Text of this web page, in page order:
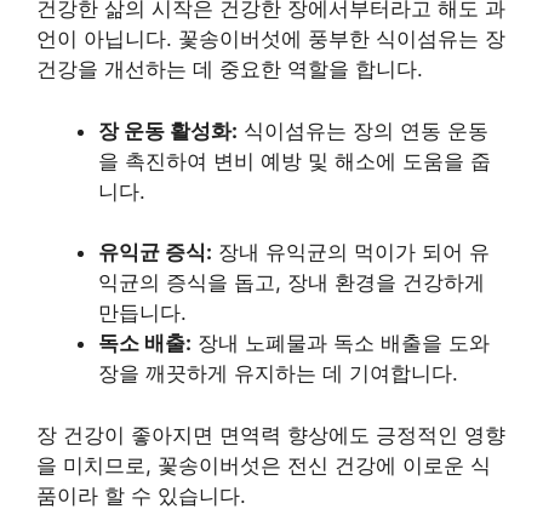
건강한 삶의 시작은 건강한 장에서부터라고 해도 과
언이 아닙니다. 꽃송이버섯에 풍부한 식이섬유는 장
건강을 개선하는 데 중요한 역할을 합니다.
장 운동 활성화: 식이섬유는 장의 연동 운동
을 촉진하여 변비 예방 및 해소에 도움을 줍
니다.
유익균 증식: 장내 유익균의 먹이가 되어 유
익균의 증식을 돕고, 장내 환경을 건강하게
만듭니다.
독소 배출: 장내 노폐물과 독소 배출을 도와
장을 깨끗하게 유지하는 데 기여합니다.
장 건강이 좋아지면 면역력 향상에도 긍정적인 영향
을 미치므로, 꽃송이버섯은 전신 건강에 이로운 식
품이라 할 수 있습니다.